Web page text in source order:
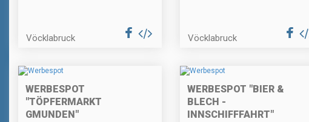
Vöcklabruck Vöcklabruck
WERBESPOT
"TÖPFERMARKT
GMUNDEN"
WERBESPOT "BIER &
BLECH -
INNSCHIFFFAHRT"